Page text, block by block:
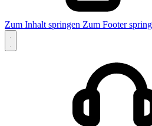
Zum Inhalt springen Zum Footer